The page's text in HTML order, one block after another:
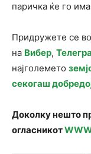
паричка ќе го
Придружете се
на Вибер,
најголемето
секогаш
Доколку нешто
огласникот